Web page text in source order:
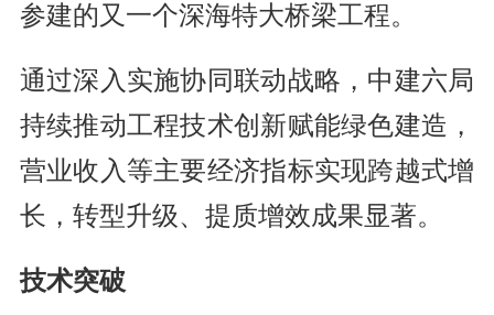
参建的又一个深海特大桥梁工程。
通过深入实施协同联动战略，中建六局
持续推动工程技术创新赋能绿色建造，
营业收入等主要经济指标实现跨越式增
长，转型升级、提质增效成果显著。
技术突破